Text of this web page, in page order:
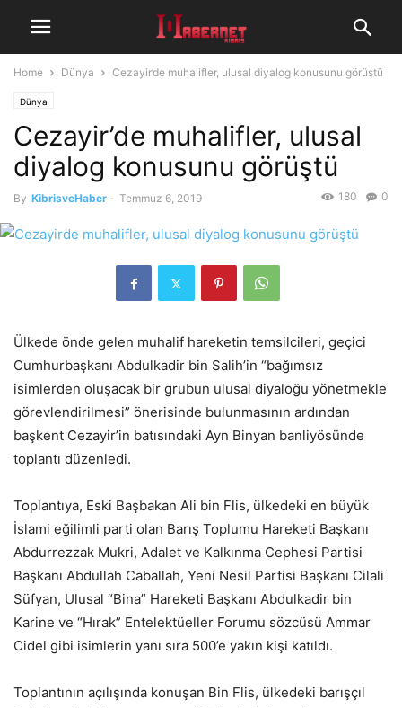
Home Dünya Cezayir’de muhalifler, ulusal diyalog konusunu görüştü
Dünya
Cezayir’de muhalifler, ulusal
diyalog konusunu görüştü
By KibrisveHaber - Temmuz 6, 2019 0
180
Ülkede önde gelen muhalif hareketin temsilcileri, geçici
Cumhurbaşkanı Abdulkadir bin Salih’in “bağımsız
isimlerden oluşacak bir grubun ulusal diyaloğu yönetmekle
görevlendirilmesi” önerisinde bulunmasının ardından
başkent Cezayir’in batısındaki Ayn Binyan banliyösünde
toplantı düzenledi.
Toplantıya, Eski Başbakan Ali bin Flis, ülkedeki en büyük
İslami eğilimli parti olan Barış Toplumu Hareketi Başkanı
Abdurrezzak Mukri, Adalet ve Kalkınma Cephesi Partisi
Başkanı Abdullah Caballah, Yeni Nesil Partisi Başkanı Cilali
Süfyan, Ulusal “Bina” Hareketi Başkanı Abdulkadir bin
Karine ve “Hırak” Entelektüeller Forumu sözcüsü Ammar
Cidel gibi isimlerin yanı sıra 500’e yakın kişi katıldı.
Toplantının açılışında konuşan Bin Flis, ülkedeki barışçıl